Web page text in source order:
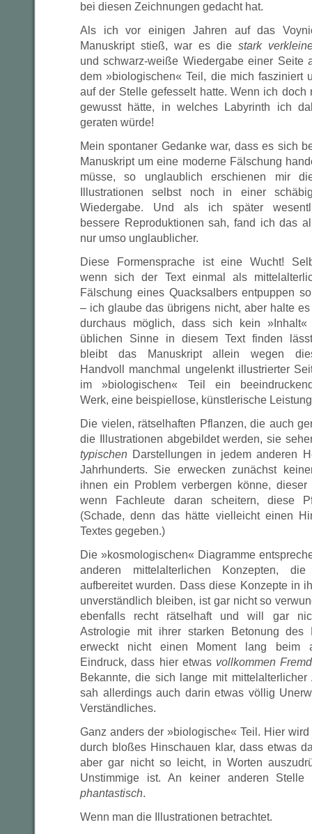
bei diesen Zeichnungen gedacht hat.
Als ich vor einigen Jahren auf das
Manuskript stieß, war es die stark
und schwarz-weiße Wiedergabe einer Seite
dem »biologischen« Teil, die mich fasziniert
auf der Stelle gefesselt hatte. Wenn ich doch
gewusst hätte, in welches Labyrinth ich
geraten würde!
Mein spontaner Gedanke war, dass es sich
Manuskript um eine moderne Fälschung
müsse, so unglaublich erschienen mir
Illustrationen selbst noch in einer
Wiedergabe. Und als ich später
bessere Reproduktionen sah, fand ich das
nur umso unglaublicher.
Diese Formensprache ist eine Wucht!
wenn sich der Text einmal als
Fälschung eines Quacksalbers entpuppen
– ich glaube das übrigens nicht, aber halte es
durchaus möglich, dass sich kein »Inhalt«
üblichen Sinne in diesem Text finden
bleibt das Manuskript allein wegen
Handvoll manchmal ungelenkt illustrierter
im »biologischen« Teil ein
Werk, eine beispiellose, künstlerische
Die vielen, rätselhaften Pflanzen, die auch
die Illustrationen abgebildet werden, sie
typischen Darstellungen in jedem anderen
Jahrhunderts. Sie erwecken zunächst
ihnen ein Problem verbergen könne, dieser
wenn Fachleute daran scheitern, diese
(Schade, denn das hätte vielleicht einen
Textes gegeben.)
Die »kosmologischen« Diagramme
anderen mittelalterlichen Konzepten,
aufbereitet wurden. Dass diese Konzepte in
unverständlich bleiben, ist gar nicht so
ebenfalls recht rätselhaft und will gar
Astrologie mit ihrer starken Betonung des
erweckt nicht einen Moment lang beim
Eindruck, dass hier etwas vollkommen
Bekannte, die sich lange mit mittelalterlicher
sah allerdings auch darin etwas völlig
Verständliches.
Ganz anders der »biologische« Teil. Hier wird
durch bloßes Hinschauen klar, dass etwas
aber gar nicht so leicht, in Worten
Unstimmige ist. An keiner anderen
phantastisch.
Wenn man die Illustrationen betrachtet.